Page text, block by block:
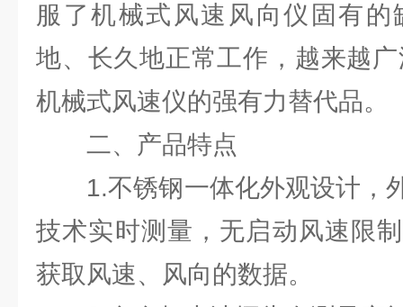
服了机械式风速风向仪固有
地、长久地正常工作，越来越
机械式风速仪的强有力替代品。
二、产品特点
1.不锈钢一体化外观设计，
技术实时测量，无启动风速限
获取风速、风向的数据。